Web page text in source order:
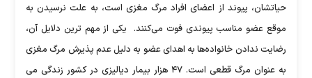
حیاتشان، پیوند از اعضای افراد مرگ مغزی است، به علت نرسیدن به
موقع عضو مناسب پیوندی فوت می‌کنند. یکی از مهم ترین دلایل آن،
رضایت ندادن خانواده‌ها به اهدای عضو به دلیل عدم پذیرش مرگ مغزی
به عنوان مرگ قطعی است. ۴۷ هزار بیمار دیالیزی در کشور زندگی می